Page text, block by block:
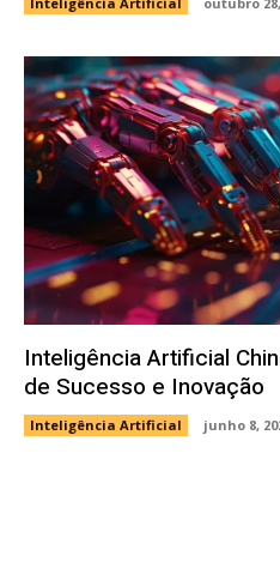
Inteligência Artificial
de Sucesso e Inovação
Inteligência Artificial junho 8,